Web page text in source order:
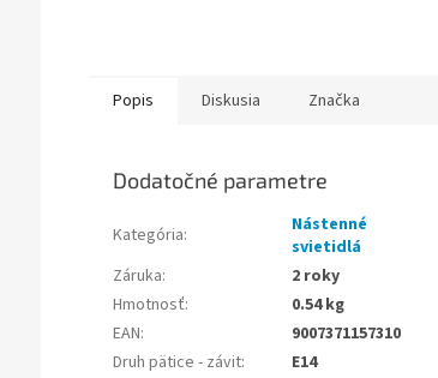
Popis Diskusia Značka
Dodatočné parametre
Kategória:
Nástenné
svietidlá
Záruka:
2 roky
Hmotnosť:
0.54 kg
EAN:
9007371157310
Druh pätice - závit:
E14